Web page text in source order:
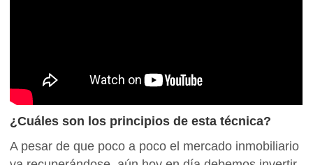
¿Cuáles son los principios de esta técnica?
A pesar de que poco a poco el mercado inmobiliario